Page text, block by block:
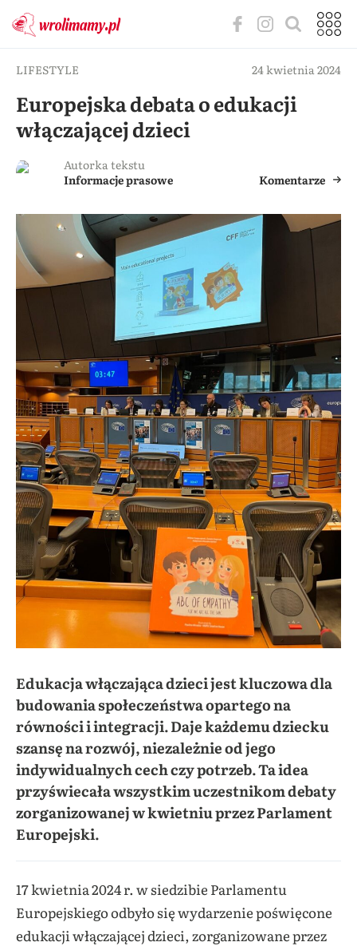
LIFESTYLE 24 kwietnia 2024
Europejska debata o edukacji
włączającej dzieci
Autorka tekstu
Informacje prasowe
Komentarze
Edukacja włączająca dzieci jest kluczowa dla
budowania społeczeństwa opartego na
równości i integracji. Daje każdemu dziecku
szansę na rozwój, niezależnie od jego
indywidualnych cech czy potrzeb. Ta idea
przyświecała wszystkim uczestnikom debaty
zorganizowanej w kwietniu przez Parlament
Europejski.
17 kwietnia 2024 r. w siedzibie Parlamentu
Europejskiego odbyło się wydarzenie poświęcone
edukacji włączającej dzieci, zorganizowane przez